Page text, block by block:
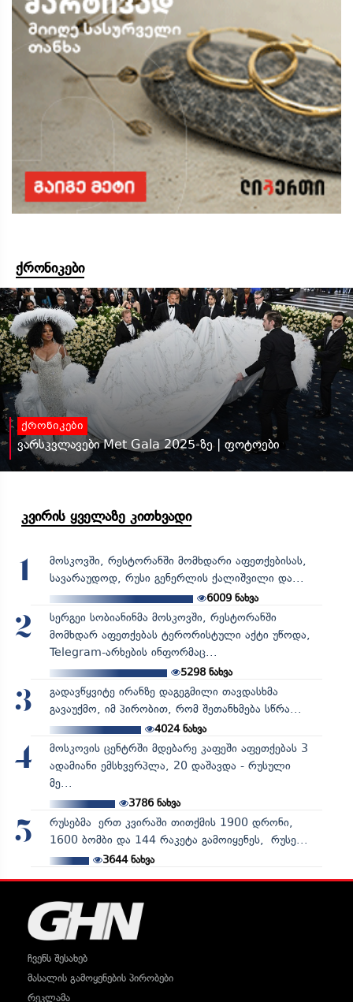
ქრონიკები
ქრონიკები
ვარსკვლავები Met Gala 2025-ზე | ფოტოები
კვირის ყველაზე კითხვადი
1
მოსკოვში, რესტორანში მომხდარი აფეთქებისას,
სავარაუდოდ, რუსი გენერლის ქალიშვილი და...
6009 ნახვა
2
სერგეი სობიანინმა მოსკოვში, რესტორანში
მომხდარ აფეთქებას ტერორისტული აქტი უწოდა,
Telegram-არხების ინფორმაც...
5298ნახვა
3
გადავწყვიტე ირანზე დაგეგმილი თავდასხმა
გავაუქმო, იმ პირობით, რომ შეთანხმება სწრა...
4024ნახვა
4
მოსკოვის ცენტრში მდებარე კაფეში აფეთქებას 3
ადამიანი ემსხვერპლა, 20 დაშავდა - რუსული
მე...
3786ნახვა
5
რუსებმა ერთ კვირაში თითქმის 1900 დრონი,
1600 ბომბი და 144 რაკეტა გამოიყენეს, რუსე...
3644ნახვა
ჩვენს შესახებ
მასალის გამოყენების პირობები
რეკლამა